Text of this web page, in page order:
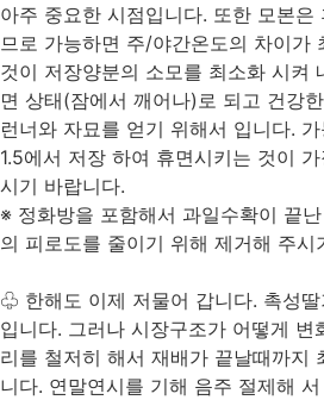
아주 중요한 시점입니다. 또한 모본은
므로 가능하면 주/야간온도의 차이가
것이 저장양분의 소모를 최소화 시켜
면 상태(잠에서 깨어나)로 되고 건강
런너와 자묘를 얻기 위해서 입니다.
1.5에서 저장 하여 휴면시키는 것이
시기 바랍니다.
※ 정화방을 포함해서 과일수확이 끝
의 피로도를 줄이기 위해 제거해 주시
♧ 한해도 이제 저물어 갑니다. 촉성
입니다. 그러나 시장구조가 어떻게
리를 철저히 해서 재배가 끝날때까지
니다. 연말연시를 기해 음주 절제해